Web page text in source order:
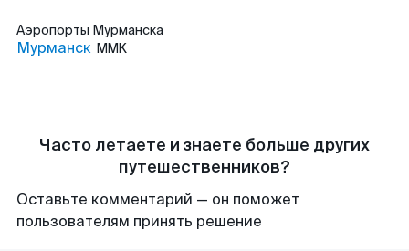
Аэропорты Мурманска
Мурманск MMK
Часто летаете и знаете больше других
путешественников?
Оставьте комментарий — он поможет
пользователям принять решение